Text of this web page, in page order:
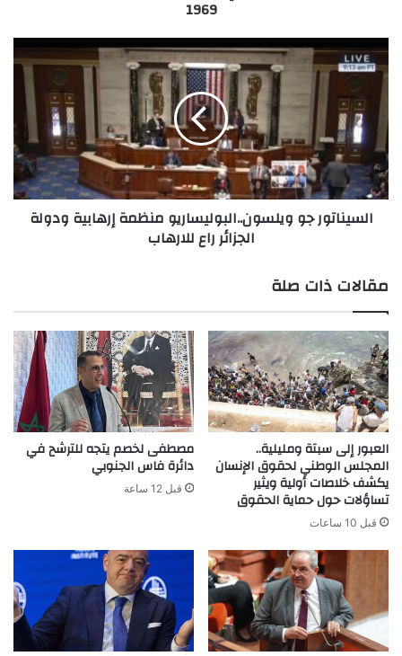
1969
جو
ويلسون..البوليساريو
منظمة
إرهابية
ودولة
الجزائر
راع
للارهاب
السيناتور جو ويلسون..البوليساريو منظمة إرهابية ودولة
الجزائر راع للارهاب
مقالات ذات صلة
العبور إلى سبتة ومليلية..
المجلس الوطني لحقوق الإنسان
يكشف خلاصات أولية ويثير
تساؤلات حول حماية الحقوق
قبل 10 ساعات
مصطفى لخصم يتجه للترشح في
دائرة فاس الجنوبي
قبل 12 ساعة